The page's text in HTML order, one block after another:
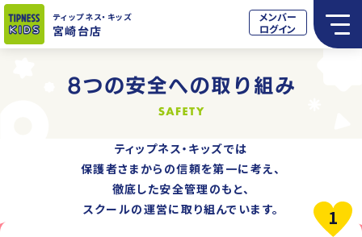
ティップネス・キッズ
宮崎台店
メンバー
ログイン
ティップネス・キッズでは
保護者さまからの信頼を第一に考え、
徹底した安全管理のもと、
スクールの運営に取り組んでいます。